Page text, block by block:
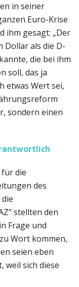
in seiner
Euro-Krise
ihm gesagt: „Der
Dollar als die D-
die bei ihm
soll, das ja
etwas Wert sei,
sondern einen
die
des
stellten den
Frage und
Wort kommen,
seien eben
weil sich diese